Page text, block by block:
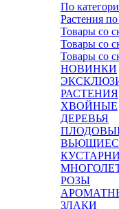
По
Растения
Товары со
Товары со
Товары со
НОВИНКИ
РАСТЕНИЯ
ХВОЙНЫЕ
ДЕРЕВЬЯ
РОЗЫ
ЗЛАКИ